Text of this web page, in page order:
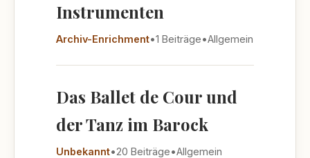
Instrumenten
Archiv-Enrichment•1 Beiträge•Allgemein
Das Ballet de Cour und
der Tanz im Barock
Unbekannt•20 Beiträge•Allgemein